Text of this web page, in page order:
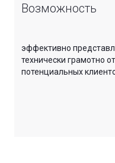
Возможность
эффективно
технически грамотно
потенциальных